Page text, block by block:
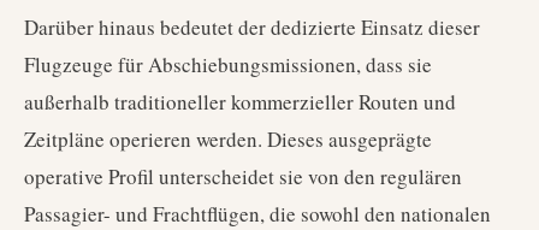
Darüber hinaus bedeutet der dedizierte Einsatz dieser
Flugzeuge für Abschiebungsmissionen, dass sie
außerhalb traditioneller kommerzieller Routen und
Zeitpläne operieren werden. Dieses ausgeprägte
operative Profil unterscheidet sie von den regulären
Passagier- und Frachtflügen, die sowohl den nationalen